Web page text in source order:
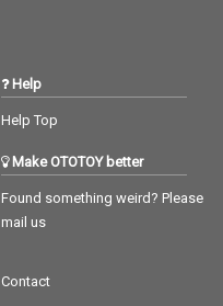
Help
Help Top
Make OTOTOY better
Found something weird? Please
mail us
Contact